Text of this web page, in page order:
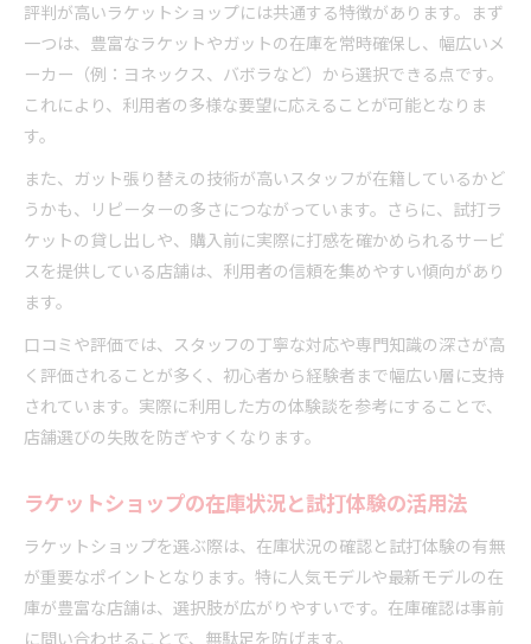
評判が高いラケットショップには共通する特徴があります。まず
一つは、豊富なラケットやガットの在庫を常時確保し、幅広いメ
ーカー（例：ヨネックス、バボラなど）から選択できる点です。
これにより、利用者の多様な要望に応えることが可能となりま
す。
また、ガット張り替えの技術が高いスタッフが在籍しているかど
うかも、リピーターの多さにつながっています。さらに、試打ラ
ケットの貸し出しや、購入前に実際に打感を確かめられるサービ
スを提供している店舗は、利用者の信頼を集めやすい傾向があり
ます。
口コミや評価では、スタッフの丁寧な対応や専門知識の深さが高
く評価されることが多く、初心者から経験者まで幅広い層に支持
されています。実際に利用した方の体験談を参考にすることで、
店舗選びの失敗を防ぎやすくなります。
ラケットショップの在庫状況と試打体験の活用法
ラケットショップを選ぶ際は、在庫状況の確認と試打体験の有無
が重要なポイントとなります。特に人気モデルや最新モデルの在
庫が豊富な店舗は、選択肢が広がりやすいです。在庫確認は事前
に問い合わせることで、無駄足を防げます。